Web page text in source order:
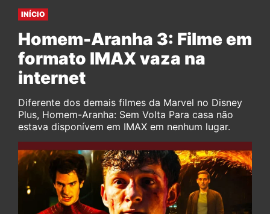
INÍCIO
Homem-Aranha 3: Filme em
formato IMAX vaza na
internet
Diferente dos demais filmes da Marvel no Disney
Plus, Homem-Aranha: Sem Volta Para casa não
estava disponívem em IMAX em nenhum lugar.